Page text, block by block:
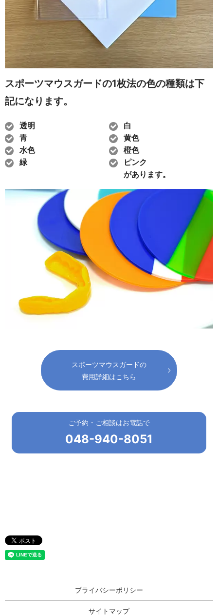
スポーツマウスガードの1枚法の色の種類は下
記になります。
透明
白
青
黄色
水色
橙色
緑
ピンク
があります。
スポーツマウスガードの
費用詳細はこちら
ご予約・ご相談はお電話で
048-940-8051
プライバシーポリシー
サイトマップ